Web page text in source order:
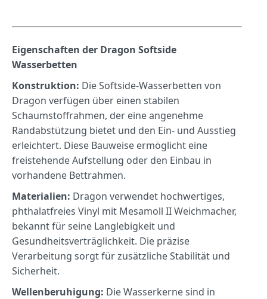
Eigenschaften der Dragon Softside
Wasserbetten
Konstruktion: Die Softside-Wasserbetten von
Dragon verfügen über einen stabilen
Schaumstoffrahmen, der eine angenehme
Randabstützung bietet und den Ein- und Ausstieg
erleichtert. Diese Bauweise ermöglicht eine
freistehende Aufstellung oder den Einbau in
vorhandene Bettrahmen.
Materialien: Dragon verwendet hochwertiges,
phthalatfreies Vinyl mit Mesamoll II Weichmacher,
bekannt für seine Langlebigkeit und
Gesundheitsverträglichkeit. Die präzise
Verarbeitung sorgt für zusätzliche Stabilität und
Sicherheit.
Wellenberuhigung: Die Wasserkerne sind in